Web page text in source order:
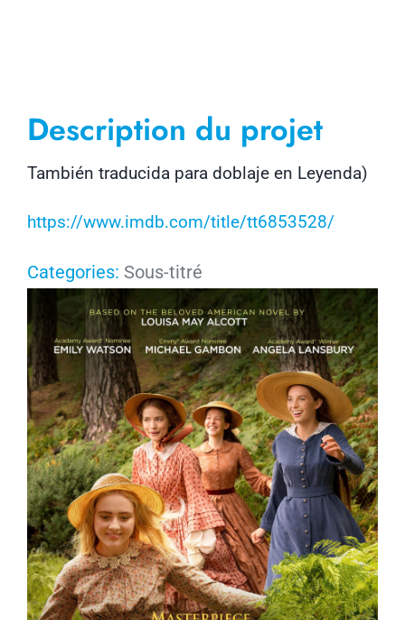
Description du projet
También traducida para doblaje en Leyenda)
https://www.imdb.com/title/tt6853528/
Categories: Sous-titré